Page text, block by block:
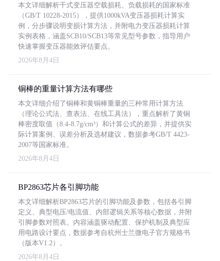
本文详细解析干式变压器空载损耗、负载损耗的国家标准
（GB/T 10228-2015），提供1000kVA变压器损耗计算实
例，分步骤说明变损计算方法，并附电力变压器损耗计算
实例表格，涵盖SCB10/SCB13等常见型号参数，指导用户
快速掌握变压器能效评估要点。
2026年8月4日
铜棒的重量计算方法有哪些
本文详细介绍了铜棒和黄铜棒重量的三种常用计算方法
（理论公式法、查表法、在线工具法），重点解析了黄铜
棒密度取值（8.4-8.7g/cm³）和计算公式的差异，并提供实
际计算案例、误差分析及选材建议，数据参考GB/T 4423-
2007等国家标准。
2026年8月4日
BP2863芯片各引脚功能
本文详细解析BP2863芯片的引脚功能及参数，包括各引脚
定义、典型电压/电流值、内部逻辑关系等核心数据，并附
引脚参数对照表。内容涵盖驱动配置、保护机制及典型应
用电路设计要点，数据参考自杭州士兰微电子官方规格书
（版本V1.2）。
2026年8月4日